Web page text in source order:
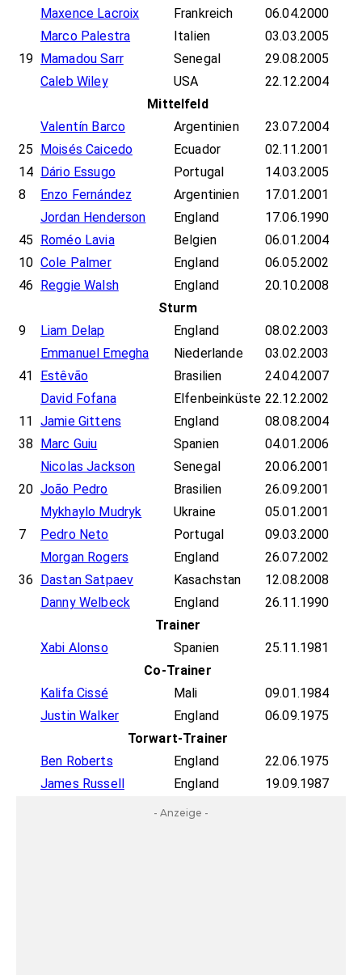
Maxence Lacroix
Frankreich
06.04.2000
Marco Palestra
Italien
03.03.2005
19
Mamadou Sarr Senegal
29.08.2005
Caleb Wiley
USA
22.12.2004
Mittelfeld
Valentín Barco
Argentinien
23.07.2004
25
Moisés Caicedo Ecuador
02.11.2001
14
Dário Essugo Portugal
14.03.2005
8
Enzo Fernández Argentinien
17.01.2001
Jordan Henderson
England
17.06.1990
45
Roméo Lavia Belgien
06.01.2004
10 Cole Palmer England
06.05.2002
46
Reggie Walsh England
20.10.2008
Sturm
9
Liam Delap England
08.02.2003
Emmanuel Emegha
Niederlande
03.02.2003
41
Estêvão Brasilien
24.04.2007
David Fofana
Elfenbeinküste 22.12.2002
11
Jamie Gittens England
08.08.2004
38
Marc Guiu Spanien
04.01.2006
Nicolas Jackson
Senegal
20.06.2001
20 João Pedro Brasilien
26.09.2001
Mykhaylo Mudryk
Ukraine
05.01.2001
7
Pedro Neto Portugal
09.03.2000
Morgan Rogers
England
26.07.2002
36
Dastan Satpaev Kasachstan
12.08.2008
Danny Welbeck
England
26.11.1990
Trainer
Xabi Alonso
Spanien
25.11.1981
Co-Trainer
Kalifa Cissé
Mali
09.01.1984
Justin Walker
England
06.09.1975
Torwart-Trainer
Ben Roberts
England
22.06.1975
James Russell
England 19.09.1987
- Anzeige -